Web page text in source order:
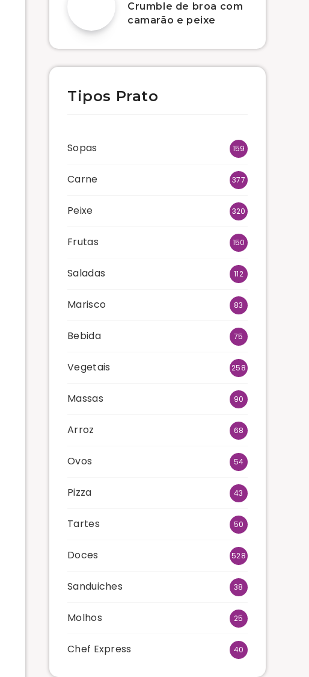
Crumble de broa com
camarão e peixe
Tipos Prato
Sopas 159
Carne 377
Peixe 320
Frutas 150
Saladas 112
Marisco 83
Bebida 75
Vegetais 258
Massas 90
Arroz 68
Ovos 54
Pizza 43
Tartes 50
Doces 528
Sanduiches 38
Molhos 25
Chef Express 40